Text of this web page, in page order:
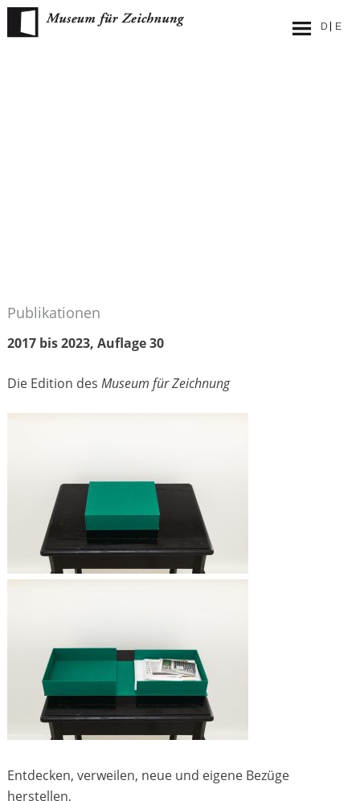
Skip
Publikationen
2017 bis 2023, Auflage 30
Die Edition des Museum für Zeichnung
Entdecken, verweilen, neue und eigene Bezüge
herstellen,